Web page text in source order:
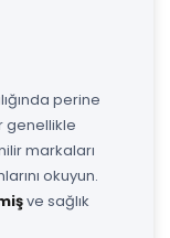
perine
genellikle
markaları
okuyun.
ve sağlık